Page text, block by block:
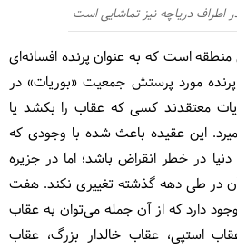
دریاچه نیز تماشایی است
منطقه است که به عنوان پرنده افسانه‌ای
پرنده مورد پرستش جمعیت «بوریات» در
معتقدند کسی که عقاب را بکشد یا
این عقیده باعث شده با وجودی که
در خطر انقراض باشد؛ اما در جزیره
در طی دهه گذشته تغییری نکند. هفت
دارد که از آن جمله می‌توان به عقاب
استپی، عقاب خالدار بزرگ، عقاب